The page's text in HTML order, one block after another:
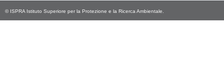
SEZIONE H (pubblico) - DESCRIZIONE